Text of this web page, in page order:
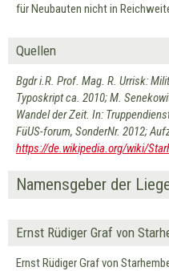
für Neubauten nicht in
Quellen
Bgdr i.R. Prof. Mag. R. Urrisk:
Typoskript ca. 2010; M.
Wandel der Zeit. In:
FüUS-forum, SonderNr. 2012;
https://de.wikipedia.org/wiki/
Namensgeber der
Ernst Rüdiger Graf von
Ernst Rüdiger Graf von